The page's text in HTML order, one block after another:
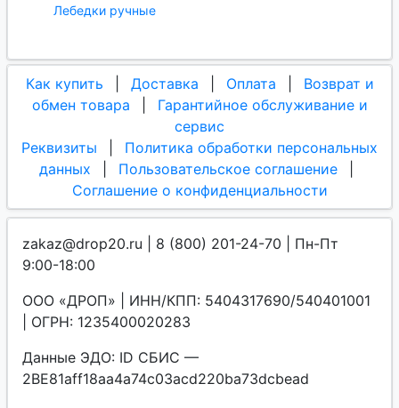
Лебедки ручные
Как купить Доставка Оплата
Возврат и
обмен товара
Гарантийное обслуживание и
сервис
Реквизиты
Политика обработки персональных
данных
Пользовательское соглашение
Соглашение о конфиденциальности
zakaz@drop20.ru | 8 (800) 201-24-70 | Пн-Пт
9:00-18:00
ООО «ДРОП» | ИНН/КПП: 5404317690/540401001
| ОГРН: 1235400020283
Данные ЭДО: ID СБИС —
2BE81aff18aa4a74c03acd220ba73dcbead